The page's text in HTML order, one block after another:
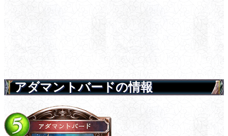
アダマントバードの情報